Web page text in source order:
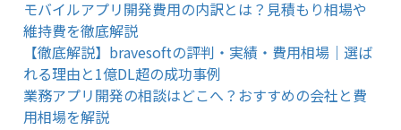
モバイルアプリ開発費用の内訳とは？見積もり相場や
維持費を徹底解説
【徹底解説】bravesoftの評判・実績・費用相場｜選ば
れる理由と1億DL超の成功事例
業務アプリ開発の相談はどこへ？おすすめの会社と費
用相場を解説